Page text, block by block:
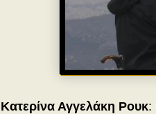
Κατερίνα Αγγελάκη Ρουκ: